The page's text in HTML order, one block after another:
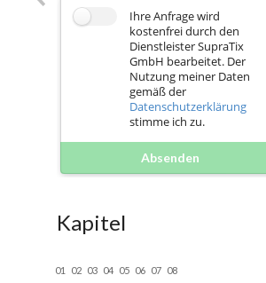
Ihre Anfrage wird
kostenfrei durch den
Dienstleister SupraTix
GmbH bearbeitet. Der
Nutzung meiner Daten
gemäß der
Datenschutzerklärung
stimme ich zu.
Absenden
Kapitel
01 02 03 04 05 06 07 08